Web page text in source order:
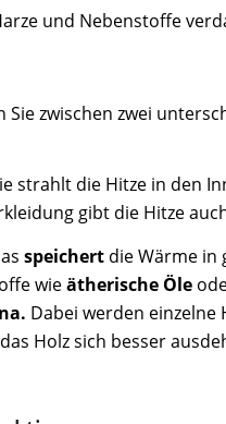
und Nebenstoffe
zwischen zwei
strahlt die Hitze in den
gibt die Hitze
speichert die Wärme in
wieätherische Öle
Dabei werden
Holz sich besser